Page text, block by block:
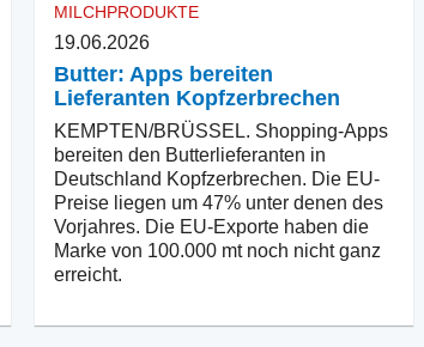
MILCHPRODUKTE
19.06.2026
Butter: Apps bereiten
Lieferanten Kopfzerbrechen
KEMPTEN/BRÜSSEL. Shopping-Apps
bereiten den Butterlieferanten in
Deutschland Kopfzerbrechen. Die EU-
Preise liegen um 47% unter denen des
Vorjahres. Die EU-Exporte haben die
Marke von 100.000 mt noch nicht ganz
erreicht.